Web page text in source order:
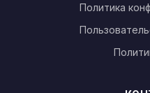
Политика